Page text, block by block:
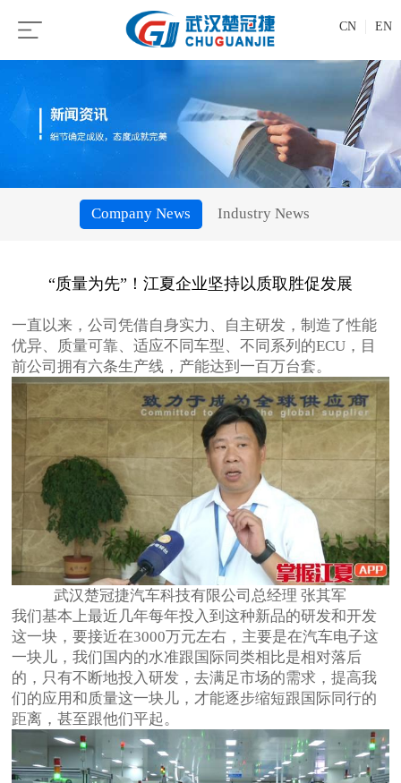
CN EN
Company News Industry News
“质量为先”！江夏企业坚持以质取胜促发展
一直以来，公司凭借自身实力、自主研发，制造了性能
优异、质量可靠、适应不同车型、不同系列的ECU，目
前公司拥有六条生产线，产能达到一百万台套。
武汉楚冠捷汽车科技有限公司总经理 张其军
我们基本上最近几年每年投入到这种新品的研发和开发
这一块，要接近在3000万元左右，主要是在汽车电子这
一块儿，我们国内的水准跟国际同类相比是相对落后
的，只有不断地投入研发，去满足市场的需求，提高我
们的应用和质量这一块儿，才能逐步缩短跟国际同行的
距离，甚至跟他们平起。